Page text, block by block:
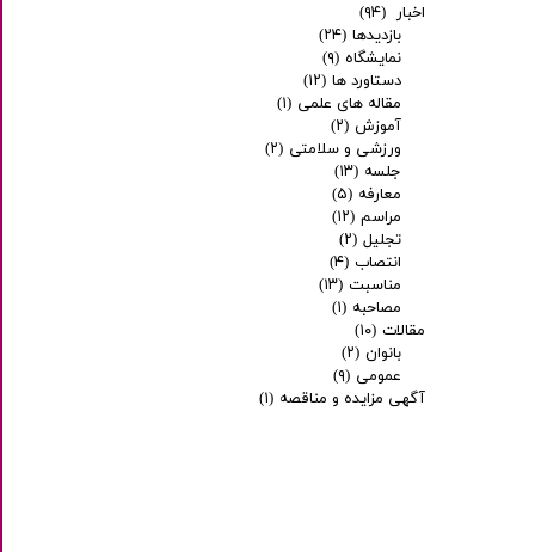
اخبار (۹۴)
بازدیدها (۲۴)
نمایشگاه (۹)
دستاورد ها (۱۲)
مقاله های علمی (۱)
آموزش (۲)
ورزشی و سلامتی (۲)
جلسه (۱۳)
معارفه (۵)
مراسم (۱۲)
تجلیل (۲)
انتصاب (۴)
مناسبت (۱۳)
مصاحبه (۱)
مقالات (۱۰)
بانوان (۲)
عمومی (۹)
آگهی مزایده و مناقصه (۱)